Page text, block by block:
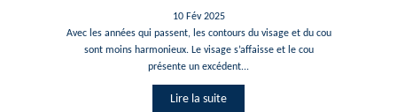
10 Fév 2025
Avec les années qui passent, les contours du visage et du cou
sont moins harmonieux. Le visage s’affaisse et le cou
présente un excédent...
Lire la suite